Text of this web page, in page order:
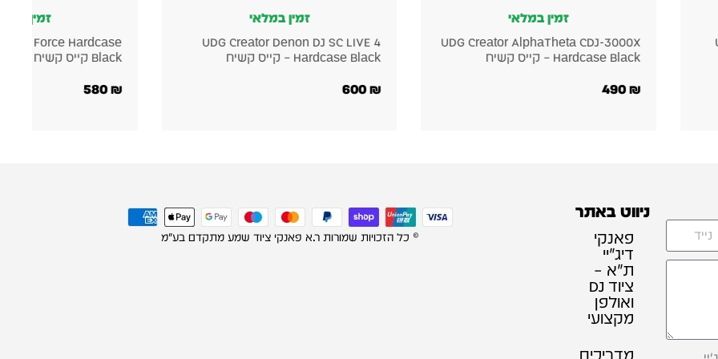
UDG
זמין במלאי
UDG Creator Denon DJ SC LIVE 4
Hardcase Black – קייס קשיח
זמין במלאי
UDG Creator Akai Force Hardcase
Black קייס קשיח
PLX-CRSS12
Hardcase קייס קשיח
ניווט באתר
פאנקי
דיג׳יי
ת"א –
ציוד DJ
ואולפן
מקצועי
© כל הזכויות שמורות ר.א פאנקי ציוד שמע מתקדם בע"מ